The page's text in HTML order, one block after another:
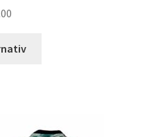
varianter.